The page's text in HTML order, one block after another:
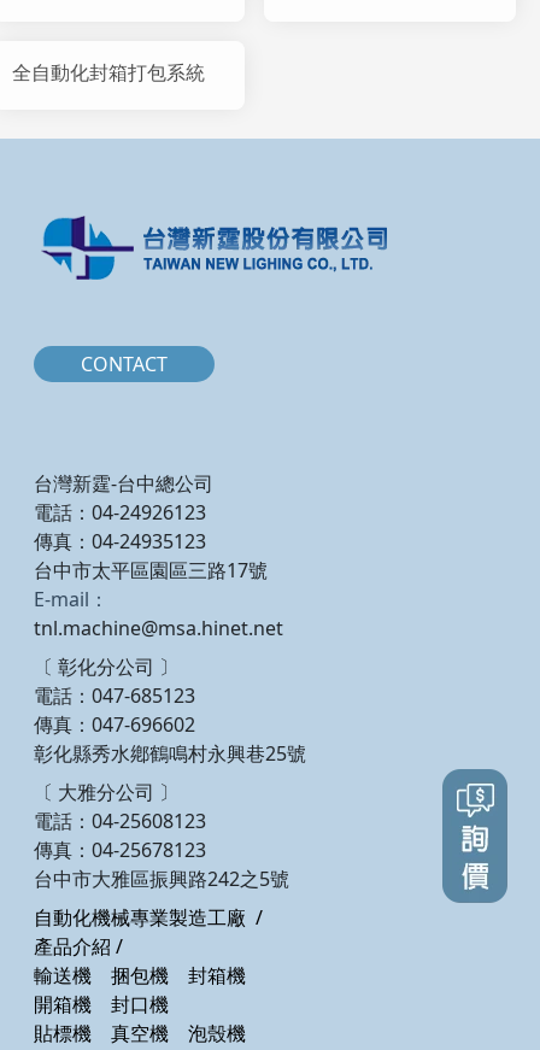
全自動化封箱打包系統
CONTACT
台灣新霆-台中總公司
電話：04-24926123
傳真：04-24935123
台中市太平區園區三路17號
E-mail：
tnl.machine@msa.hinet.net
〔 彰化分公司 〕
電話：047-685123
傳真：047-696602
彰化縣秀水鄕鶴鳴村永興巷25號
〔 大雅分公司 〕
電話：04-25608123
傳真：04-25678123
台中市大雅區振興路242之5號
自動化機械專業製造工廠 /
產品介紹 /
輸送機
捆包機
封箱機
開箱機
封口機
貼標機
真空機
泡殼機